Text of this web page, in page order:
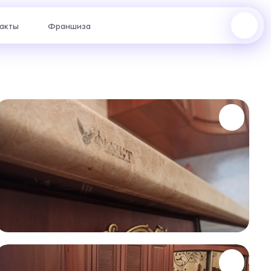
Франшиза
ул. Космонавтов, 13а : +7 (969) 999-24-14
с